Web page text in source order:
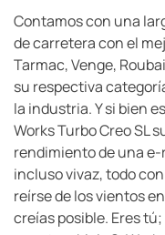
Contamos con una
de carretera con el
Tarmac, Venge,
su respectiva
la industria. Y si bien
Works Turbo Creo SL
rendimiento de una e-
incluso vivaz, todo
reírse de los vientos
creías posible. Eres